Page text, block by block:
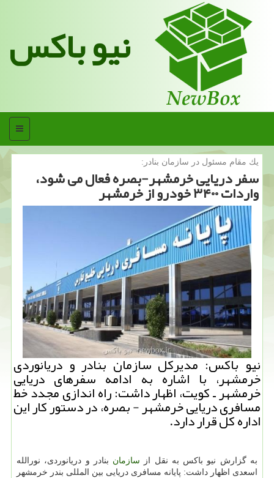
نیو باکس
منو
یك مقام مسئول در سازمان بنادر:
سفر دریایی خرمشهر-بصره فعال می شود،
واردات ۳۴۰۰ خودرو از خرمشهر
نیو باكس: مدیركل سازمان بنادر و دریانوردی
خرمشهر، با اشاره به ادامه سفرهای دریایی
خرمشهر ـ كویت، اظهار داشت: راه اندازی مجدد خط
مسافری دریایی خرمشهر - بصره، در دستور كار این
اداره كل قرار دارد.
به گزارش نیو باكس به نقل از سازمان بنادر و دریانوردی، نورالله
اسعدی اظهار داشت: پایانه مسافری دریایی بین المللی بندر خرمشهر